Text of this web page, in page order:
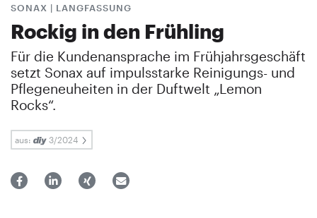
SONAX | LANGFASSUNG
Rockig in den Frühling
Für die Kundenansprache im Frühjahrsgeschäft
setzt Sonax auf impulsstarke Reinigungs- und
Pflegeneuheiten in der Duftwelt „Lemon
Rocks“.
aus: 3/2024